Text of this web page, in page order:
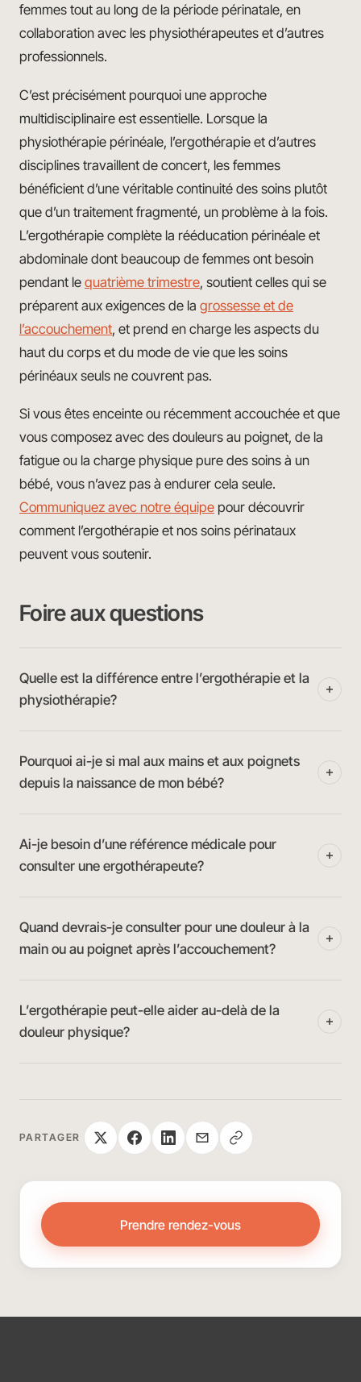
femmes tout au long de la période périnatale, en
collaboration avec les physiothérapeutes et d’autres
professionnels.
C’est précisément pourquoi une approche
multidisciplinaire est essentielle. Lorsque la
physiothérapie périnéale, l’ergothérapie et d’autres
disciplines travaillent de concert, les femmes
bénéficient d’une véritable continuité des soins plutôt
que d’un traitement fragmenté, un problème à la fois.
L’ergothérapie complète la rééducation périnéale et
abdominale dont beaucoup de femmes ont besoin
pendant le quatrième trimestre, soutient celles qui se
préparent aux exigences de la grossesse et de
l’accouchement, et prend en charge les aspects du
haut du corps et du mode de vie que les soins
périnéaux seuls ne couvrent pas.
Si vous êtes enceinte ou récemment accouchée et que
vous composez avec des douleurs au poignet, de la
fatigue ou la charge physique pure des soins à un
bébé, vous n’avez pas à endurer cela seule.
Communiquez avec notre équipe pour découvrir
comment l’ergothérapie et nos soins périnataux
peuvent vous soutenir.
Foire aux questions
Quelle est la différence entre l’ergothérapie et la
physiothérapie?
Pourquoi ai-je si mal aux mains et aux poignets
depuis la naissance de mon bébé?
Ai-je besoin d’une référence médicale pour
consulter une ergothérapeute?
Quand devrais-je consulter pour une douleur à la
main ou au poignet après l’accouchement?
L’ergothérapie peut-elle aider au-delà de la
douleur physique?
PARTAGER
Prendre rendez-vous